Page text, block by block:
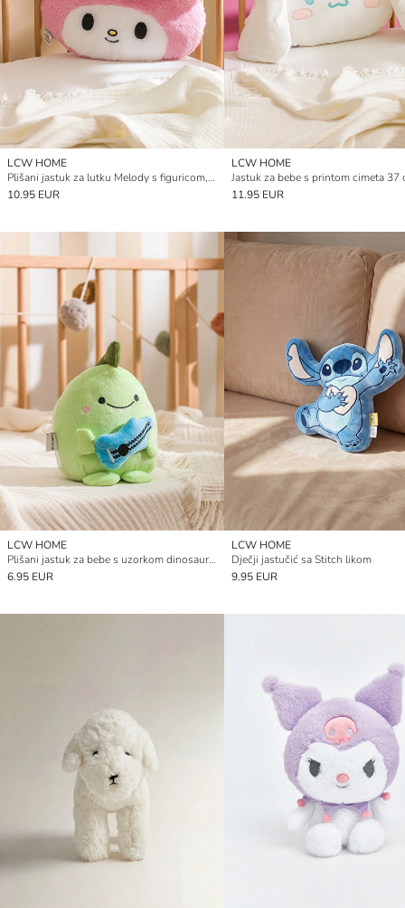
LCW HOME
Plišani jastuk za lutku Melody s figuricom, 40 cm
10.95 EUR
LCW HOME
Jastuk za bebe s printom cimeta 37
11.95 EUR
LCW HOME
Plišani jastuk za bebe s uzorkom dinosaura 21 cm
6.95 EUR
LCW HOME
Dječji jastučić sa Stitch likom
9.95 EUR